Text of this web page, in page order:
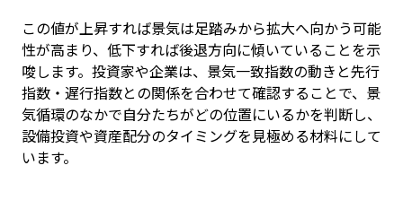
この値が上昇すれば景気は足踏みから拡大へ向かう可能
性が高まり、低下すれば後退方向に傾いていることを示
唆します。投資家や企業は、景気一致指数の動きと先行
指数・遅行指数との関係を合わせて確認することで、景
気循環のなかで自分たちがどの位置にいるかを判断し、
設備投資や資産配分のタイミングを見極める材料にして
います。